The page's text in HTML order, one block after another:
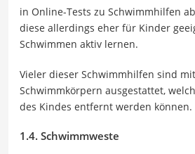
in Online-Tests zu Schwimmhilfen
diese allerdings eher für Kinder
Schwimmen aktiv lernen.
Vieler dieser Schwimmhilfen sind
Schwimmkörpern ausgestattet,
des Kindes entfernt werden können.
1.4. Schwimmweste